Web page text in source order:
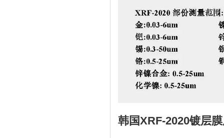
韩国XRF-2020镀层